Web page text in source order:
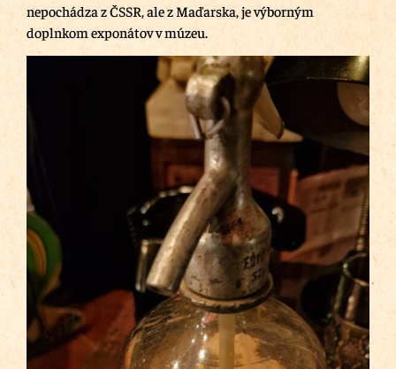
nepochádza z ČSSR, ale z Maďarska, je výborným
doplnkom exponátov v múzeu.